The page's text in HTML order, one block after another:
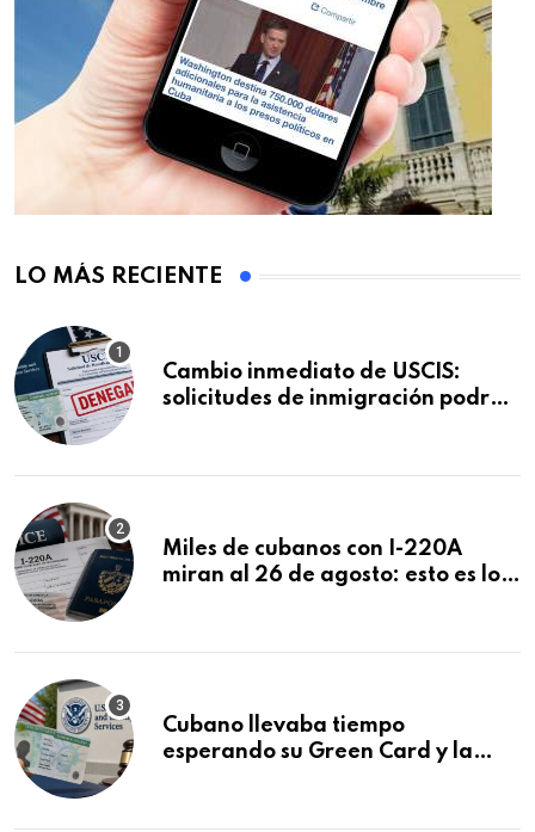
LO MÁS RECIENTE
Cambio inmediato de USCIS:
solicitudes de inmigración podrán
Miles de cubanos con I-220A
miran al 26 de agosto: esto es lo
Cubano llevaba tiempo
esperando su Green Card y la